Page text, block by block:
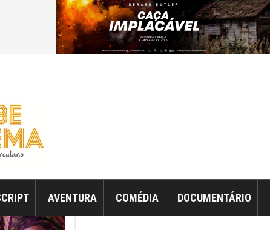
AVENTURA COMÉDIA DOCUMENTÁRIO